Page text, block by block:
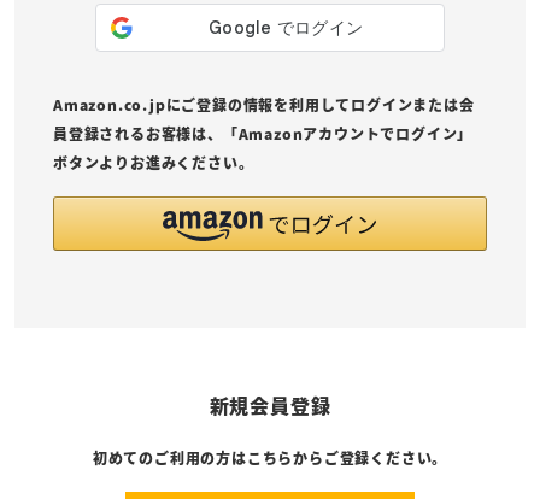
Amazon.co.jpにご登録の情報を利用してログインまたは会
員登録されるお客様は、「Amazonアカウントでログイン」
ボタンよりお進みください。
新規会員登録
初めてのご利用の方はこちらからご登録ください。